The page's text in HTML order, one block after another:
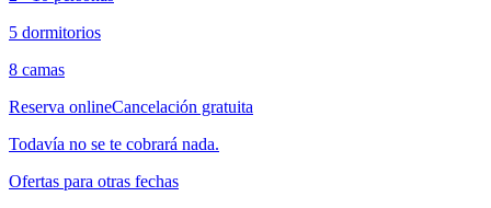
5 dormitorios
8 camas
Reserva onlineCancelación gratuita
Todavía no se te cobrará nada.
Ofertas para otras fechas